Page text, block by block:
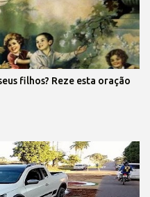
filhos? Reze esta oração